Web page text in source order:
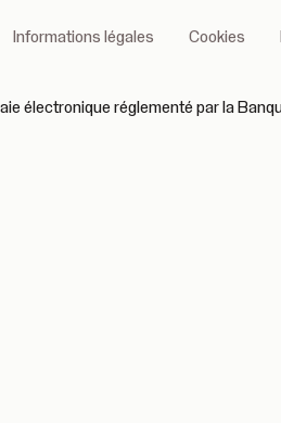
Informations légales Cookies
électronique réglementé par la